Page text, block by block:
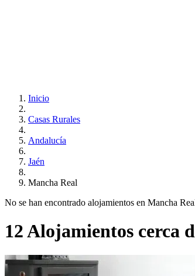
Inicio
Casas Rurales
Andalucía
Jaén
Mancha Real
No se han encontrado alojamientos en Mancha
12 Alojamientos cerca